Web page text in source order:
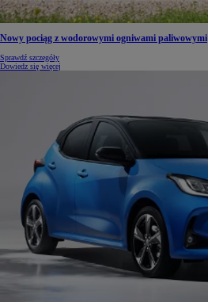
Nowy pociąg z wodorowymi ogniwami paliwowymi
Sprawdź szczegóły
Dowiedz się więcej